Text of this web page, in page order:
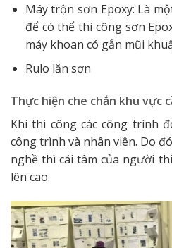
Máy trộn sơn Epoxy: Là
để có thể thi công sơn
máy khoan có gắn mũi
Rulo lăn sơn
Thực hiện che chắn khu vực
Khi thi công các công trình
công trình và nhân viên. Do
nghề thì cái tâm của người
lên cao.